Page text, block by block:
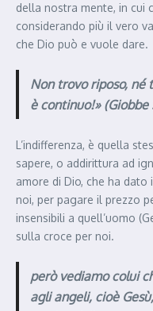
della nostra mente, in cui
considerando più il vero
che Dio può e vuole dare.
Non trovo riposo,
è continuo!» (Giobbe
L’indifferenza, è quella
sapere, o addirittura ad
amore di Dio, che ha
noi, per pagare il prezzo
insensibili a quell’uomo
sulla croce per noi.
però vediamo colui
agli angeli, cioè